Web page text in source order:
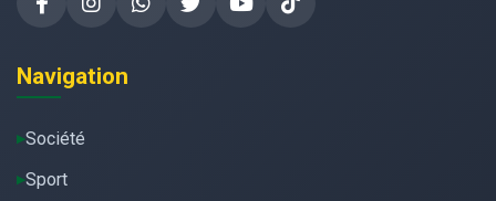
Navigation
Société
Sport